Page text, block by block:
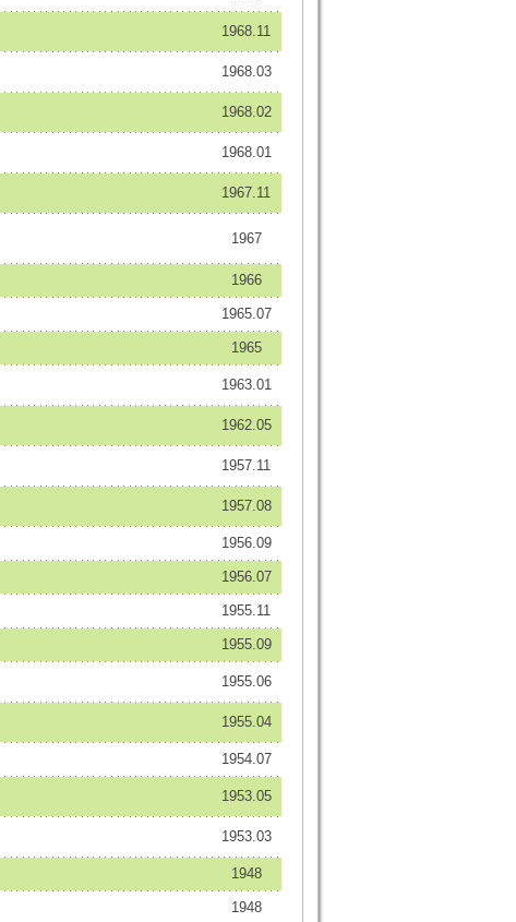
1968.11
1968.03
1968.02
1968.01
1967.11
1967
1966
1965.07
1965
1963.01
1962.05
1957.11
1957.08
1956.09
1956.07
1955.11
1955.09
1955.06
1955.04
1954.07
1953.05
1953.03
1948
1948